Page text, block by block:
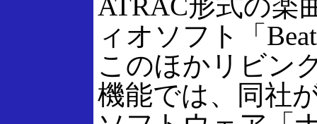
ィオソフト「
このほかリビン
機能では、同社